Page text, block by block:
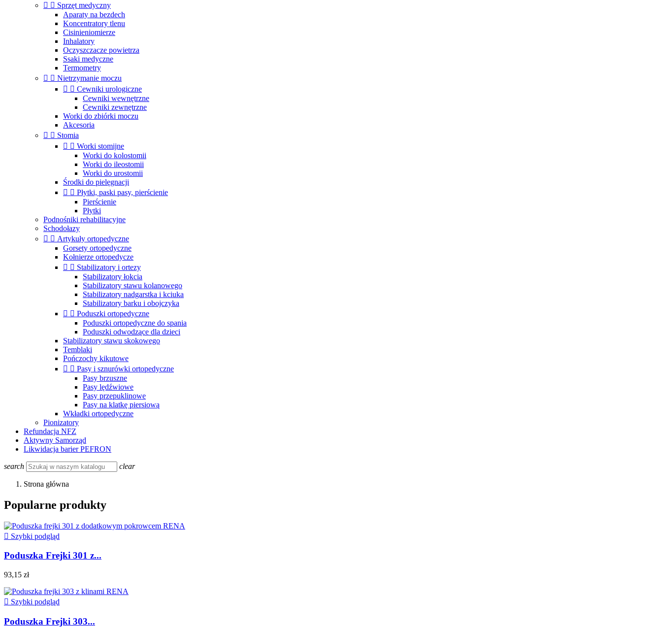
  Sprzęt medyczny
Aparaty na bezdech
Koncentratory tlenu
Cisinieniomierze
Inhalatory
Oczyszczacze powietrza
Ssaki medyczne
Termometry
  Nietrzymanie moczu
  Cewniki urologiczne
Cewniki wewnętrzne
Cewniki zewnętrzne
Worki do zbiórki moczu
Akcesoria
  Stomia
  Worki stomijne
Worki do kolostomii
Worki do ileostomii
Worki do urostomii
Środki do pielęgnacji
  Płytki, paski pasy, pierścienie
Pierścienie
Płytki
Podnośniki rehabilitacyjne
Schodołazy
  Artykuły ortopedyczne
Gorsety ortopedyczne
Kołnierze ortopedycze
  Stabilizatory i ortezy
Stabilizatory łokcia
Stabilizatory stawu kolanowego
Stabilizatory nadgarstka i kciuka
Stabilizatory barku i obojczyka
  Poduszki ortopedyczne
Poduszki ortopedyczne do spania
Poduszki odwodzące dla dzieci
Stabilizatory stawu skokowego
Temblaki
Pończochy kikutowe
  Pasy i sznurówki ortopedyczne
Pasy brzuszne
Pasy lędźwiowe
Pasy przepuklinowe
Pasy na klatkę piersiową
Wkładki ortopedyczne
Pionizatory
Refundacja NFZ
Aktywny Samorząd
Likwidacja barier PEFRON
search clear
Strona główna
Popularne produkty
 Szybki podgląd
Poduszka Frejki 301 z...
93,15 zł
 Szybki podgląd
Poduszka Frejki 303...